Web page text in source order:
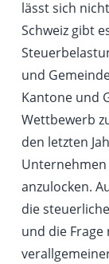
lässt sich
Schweiz gibt
und
Kantone und
Wettbewerb
den letzten
anzulocken.
die
und die